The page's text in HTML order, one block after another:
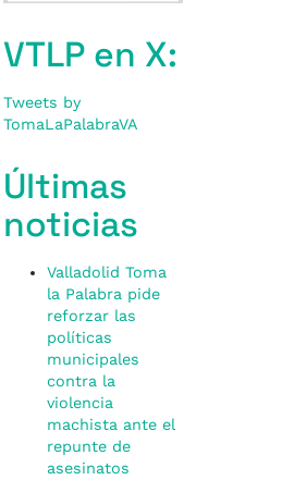
VTLP en X:
Tweets by
TomaLaPalabraVA
Últimas
noticias
Valladolid Toma
la Palabra pide
reforzar las
políticas
municipales
contra la
violencia
machista ante el
repunte de
asesinatos